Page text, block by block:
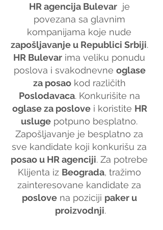
HR agencija Bulevar je
povezana sa glavnim
kompanijama koje nude
zapošljavanje u Republici Srbiji.
HR Bulevar ima veliku ponudu
poslova i svakodnevne oglase
za posao kod različith
Poslodavaca. Konkurišite na
oglase za poslove i koristite HR
usluge potpuno besplatno.
Zapošljavanje je besplatno za
sve kandidate koji konkurišu za
posao u HR agenciji. Za potrebe
Klijenta iz Beograda, tražimo
zainteresovane kandidate za
poslove na poziciji paker u
proizvodnji.